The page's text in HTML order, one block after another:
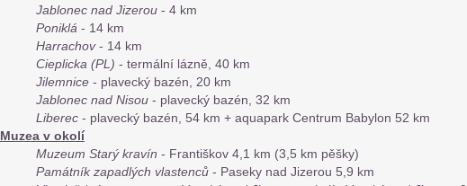
Jablonec nad Jizerou - 4 km
Poniklá - 14 km
Harrachov- 14 km
Cieplicka (PL) - termální lázně, 40 km
Jilemnice - plavecký bazén, 20 km
Jablonec nad Nisou - plavecký bazén, 32 km
Liberec - plavecký bazén, 54 km + aquapark Centrum Babylon 52 km
Muzea v okolí
Muzeum Starý kravín - Františkov 4,1 km (3,5 km pěšky)
Památník zapadlých vlastenců - Paseky nad Jizerou 5,9 km